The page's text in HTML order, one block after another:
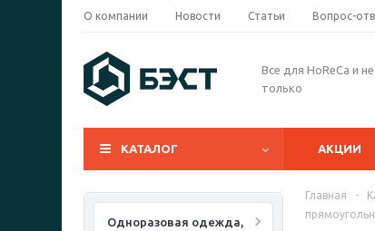
О компании Новости Статьи Вопрос-
Все для HoReCa и не
только
КАТАЛОГ АКЦИИ
Одноразовая одежда,
Главная -